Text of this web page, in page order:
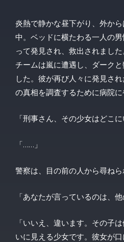
炎熱で静かな昼下がり、外か
中。ベッドに横たわる一人の
って発見され、救出されまし
チームは嵐に遭遇し、ダーク
した。彼が再び人々に発見さ
の真相を調査するために病院
「刑事さん、その少女はどこ
「……」
警察は、目の前の人から尋ね
「あなたが言っているのは、
「いいえ、違います。その子
いに見える少女です。彼女が